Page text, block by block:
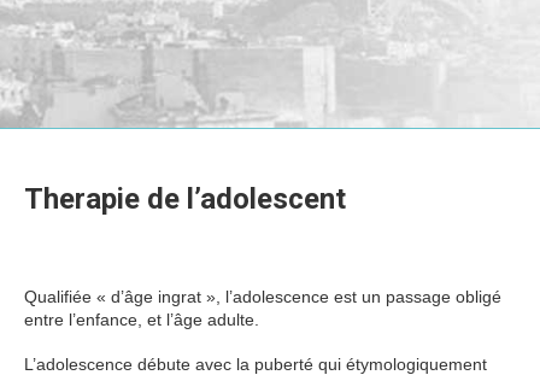
Therapie de l’adolescent
Qualifiée « d’âge ingrat », l’adolescence est un passage obligé
entre l’enfance, et l’âge adulte.
L’adolescence débute avec la puberté qui étymologiquement